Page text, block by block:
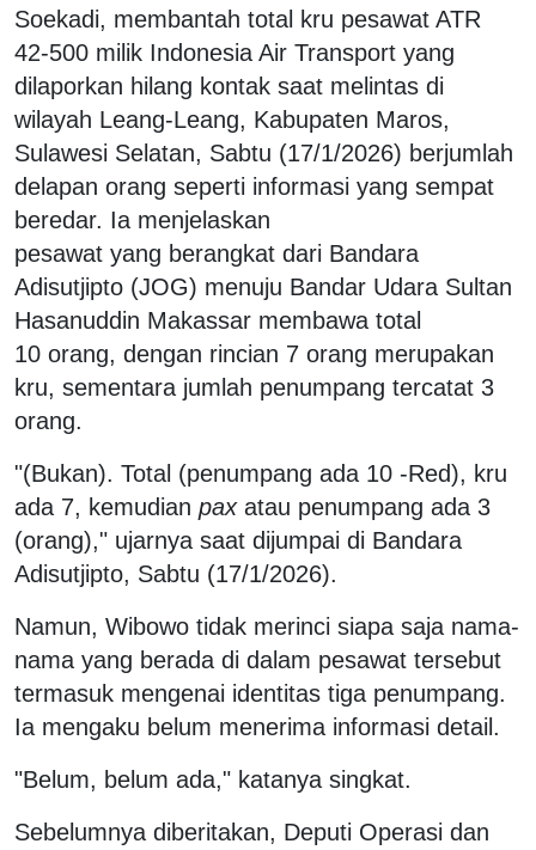
Soekadi, membantah total kru pesawat ATR
42-500 milik Indonesia Air Transport yang
dilaporkan hilang kontak saat melintas di
wilayah Leang-Leang, Kabupaten Maros,
Sulawesi Selatan, Sabtu (17/1/2026) berjumlah
delapan orang seperti informasi yang sempat
beredar. Ia menjelaskan
pesawat yang berangkat dari Bandara
Adisutjipto (JOG) menuju Bandar Udara Sultan
Hasanuddin Makassar membawa total
10 orang, dengan rincian 7 orang merupakan
kru, sementara jumlah penumpang tercatat 3
orang.
"(Bukan). Total (penumpang ada 10 -Red), kru
ada 7, kemudian paxatau penumpang ada 3
(orang)," ujarnya saat dijumpai di Bandara
Adisutjipto, Sabtu (17/1/2026).
Namun, Wibowo tidak merinci siapa saja nama-
nama yang berada di dalam pesawat tersebut
termasuk mengenai identitas tiga penumpang.
Ia mengaku belum menerima informasi detail.
"Belum, belum ada," katanya singkat.
Sebelumnya diberitakan, Deputi Operasi dan